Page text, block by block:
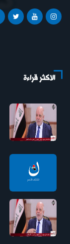
الاكثر قراءة